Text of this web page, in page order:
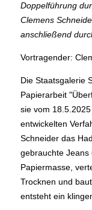
Doppelführung
Clemens
anschließend
Vortragender:
Die Staatsgalerie
Papierarbeit
sie vom
entwickelten
Schneider das
gebrauchte Jeans
Papiermasse,
Trocknen und
entsteht ein